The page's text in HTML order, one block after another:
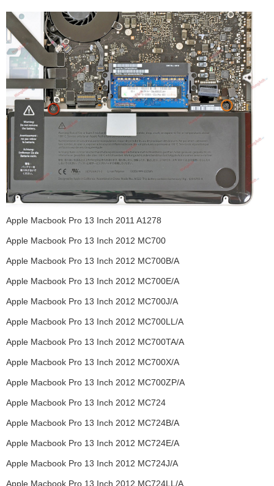
Apple Macbook Pro 13 Inch 2011 A1278
Apple Macbook Pro 13 Inch 2012 MC700
Apple Macbook Pro 13 Inch 2012 MC700B/A
Apple Macbook Pro 13 Inch 2012 MC700E/A
Apple Macbook Pro 13 Inch 2012 MC700J/A
Apple Macbook Pro 13 Inch 2012 MC700LL/A
Apple Macbook Pro 13 Inch 2012 MC700TA/A
Apple Macbook Pro 13 Inch 2012 MC700X/A
Apple Macbook Pro 13 Inch 2012 MC700ZP/A
Apple Macbook Pro 13 Inch 2012 MC724
Apple Macbook Pro 13 Inch 2012 MC724B/A
Apple Macbook Pro 13 Inch 2012 MC724E/A
Apple Macbook Pro 13 Inch 2012 MC724J/A
Apple Macbook Pro 13 Inch 2012 MC724LL/A